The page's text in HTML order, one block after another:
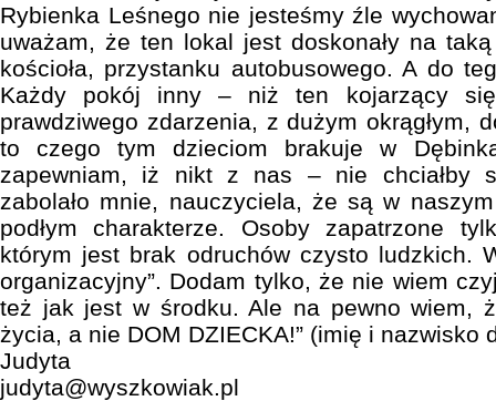
Rybienka Leśnego nie jesteśmy źle
uważam, że ten lokal jest doskonały na
kościoła, przystanku autobusowego. A do
Każdy pokój inny – niż ten kojarzący
prawdziwego zdarzenia, z dużym okrągłym,
to czego tym dzieciom brakuje w
zapewniam, iż nikt z nas – nie chciałby
zabolało mnie, nauczyciela, że są w
podłym charakterze. Osoby zapatrzone
którym jest brak odruchów czysto ludzkich.
organizacyjny”. Dodam tylko, że nie wiem
też jak jest w środku. Ale na pewno wiem,
życia, a nie DOM DZIECKA!” (imię i nazwisko
Judyta
judyta@wyszkowiak.pl